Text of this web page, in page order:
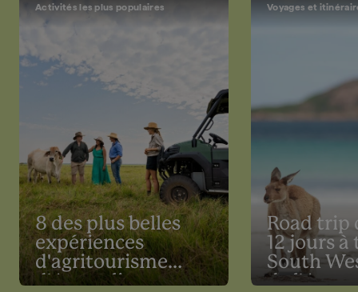
Activités les plus populaires
8 des plus belles
expériences
d'agritourisme
d'Australie
Voyages et
Road trip
12 jours
South
de